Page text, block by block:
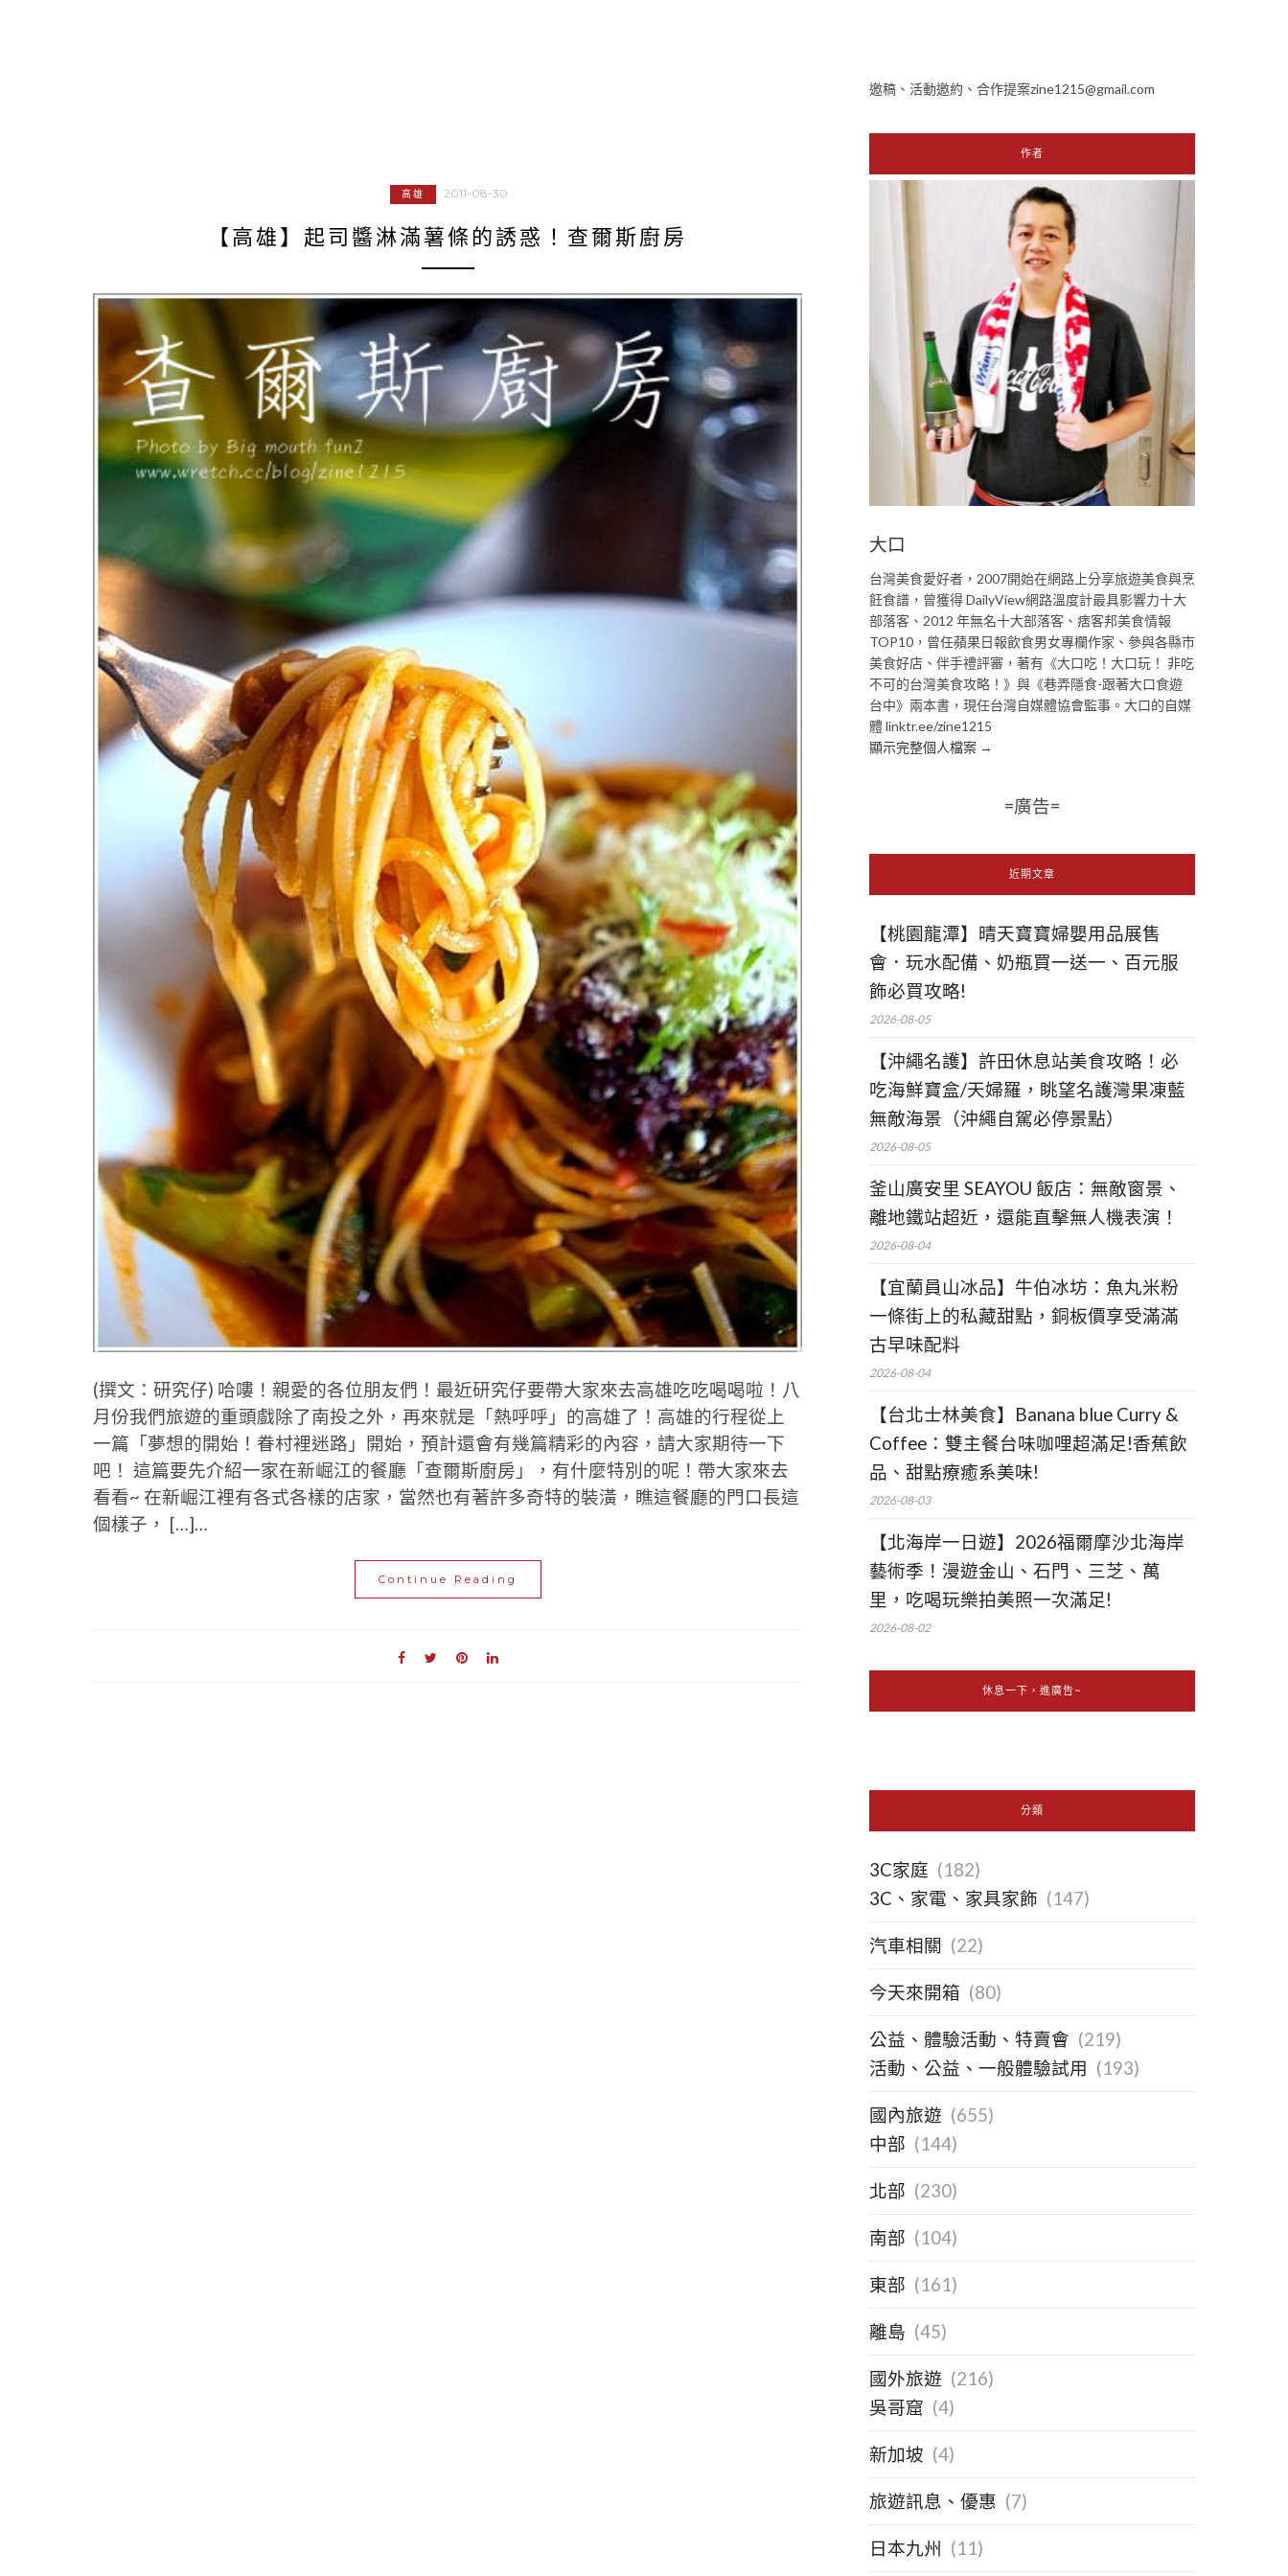
高雄 2011-08-30
【高雄】起司醬淋滿薯條的誘惑！查爾斯廚房
(撰文：研究仔) 哈嘍！親愛的各位朋友們！最近研究仔要帶大家來去高雄吃吃喝喝啦！八
月份我們旅遊的重頭戲除了南投之外，再來就是「熱呼呼」的高雄了！高雄的行程從上
一篇「夢想的開始！眷村裡迷路」開始，預計還會有幾篇精彩的內容，請大家期待一下
吧！ 這篇要先介紹一家在新崛江的餐廳「查爾斯廚房」，有什麼特別的呢！帶大家來去
看看~ 在新崛江裡有各式各樣的店家，當然也有著許多奇特的裝潢，瞧這餐廳的門口長這
個樣子， […]…
Continue Reading
邀稿、活動邀約、合作提案zine1215@gmail.com
作者
大口
台灣美食愛好者，2007開始在網路上分享旅遊美食與烹
飪食譜，曾獲得 DailyView網路溫度計最具影響力十大
部落客、2012 年無名十大部落客、痞客邦美食情報
TOP10，曾任蘋果日報飲食男女專欄作家、參與各縣市
美食好店、伴手禮評審，著有《大口吃！大口玩！ 非吃
不可的台灣美食攻略！》與《巷弄隱食-跟著大口食遊
台中》兩本書，現任台灣自媒體協會監事。大口的自媒
體 linktr.ee/zine1215
顯示完整個人檔案 →
=廣告=
近期文章
【桃園龍潭】晴天寶寶婦嬰用品展售
會．玩水配備、奶瓶買一送一、百元服
飾必買攻略!
2026-08-05
【沖繩名護】許田休息站美食攻略！必
吃海鮮寶盒/天婦羅，眺望名護灣果凍藍
無敵海景（沖繩自駕必停景點）
2026-08-05
釜山廣安里 SEAYOU 飯店：無敵窗景、
離地鐵站超近，還能直擊無人機表演！
2026-08-04
【宜蘭員山冰品】牛伯冰坊：魚丸米粉
一條街上的私藏甜點，銅板價享受滿滿
古早味配料
2026-08-04
【台北士林美食】Banana blue Curry &
Coffee：雙主餐台味咖哩超滿足!香蕉飲
品、甜點療癒系美味!
2026-08-03
【北海岸一日遊】2026福爾摩沙北海岸
藝術季！漫遊金山、石門、三芝、萬
里，吃喝玩樂拍美照一次滿足!
2026-08-02
休息一下，進廣告~
分類
3C家庭 (182)
3C、家電、家具家飾 (147)
汽車相關 (22)
今天來開箱 (80)
公益、體驗活動、特賣會 (219)
活動、公益、一般體驗試用 (193)
國內旅遊 (655)
中部 (144)
北部 (230)
南部 (104)
東部 (161)
離島 (45)
國外旅遊 (216)
吳哥窟 (4)
新加坡 (4)
旅遊訊息、優惠 (7)
日本九州 (11)